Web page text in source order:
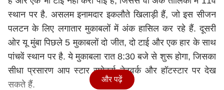
स्थान पर है. असलम इनामदार इकलौते खिलाड़ी हैं, जो इस सीजन
पलटन के लिए लगातार मुकाबलों में अंक हासिल कर रहे हैं. दूसरी
ओर यू मुंबा पिछले 5 मुकाबलों दो जीत, दो टाई और एक हार के साथ
पांचवें स्थान पर है. ये मुकाबला रात 8:30 बजे से शुरू होगा, जिसका
सीधा प्रसारण आप स्टार स्पोर्ट्स नेटवर्क और हॉटस्टार पर देख
सकते हैं.
और पढ़ें